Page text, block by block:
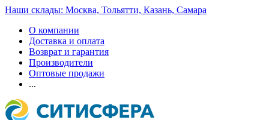
Наши склады: Москва, Тольятти, Казань, Самара
О компании
Доставка и оплата
Возврат и гарантия
Производители
Оптовые продажи
...